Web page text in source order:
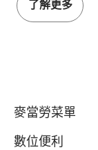
了解更多
麥當勞菜單
數位便利